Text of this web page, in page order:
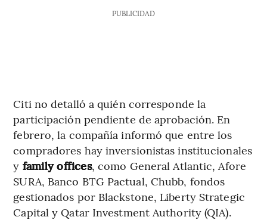
PUBLICIDAD
Citi no detalló a quién corresponde la
participación pendiente de aprobación. En
febrero, la compañía informó que entre los
compradores hay inversionistas institucionales
y family offices, como General Atlantic, Afore
SURA, Banco BTG Pactual, Chubb, fondos
gestionados por Blackstone, Liberty Strategic
Capital y Qatar Investment Authority (QIA).